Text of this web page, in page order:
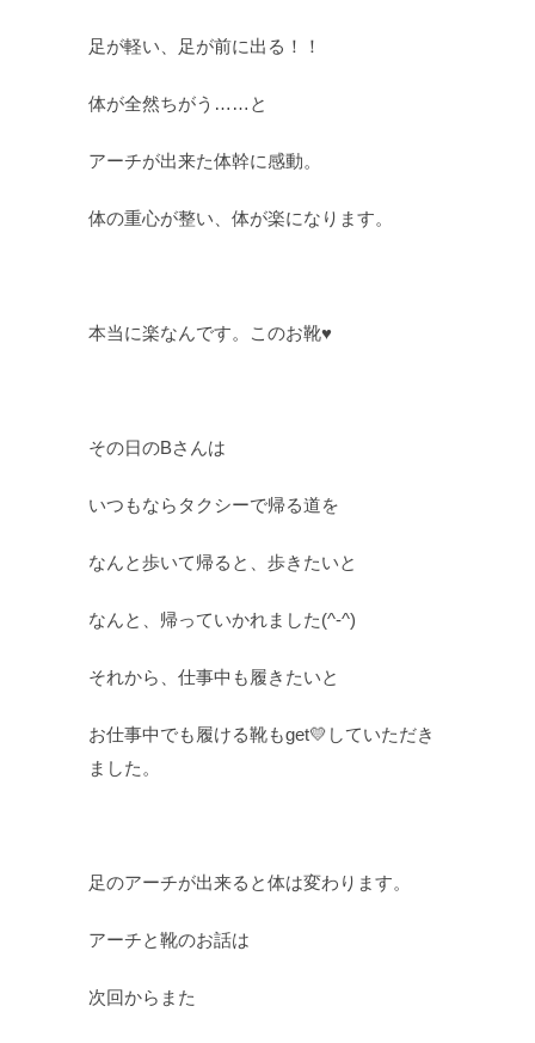
足が軽い、足が前に出る！！
体が全然ちがう……と
アーチが出来た体幹に感動。
体の重心が整い、体が楽になります。
本当に楽なんです。このお靴♥️
その日のBさんは
いつもならタクシーで帰る道を
なんと歩いて帰ると、歩きたいと
なんと、帰っていかれました(^-^)
それから、仕事中も履きたいと
お仕事中でも履ける靴もget💛していただき
ました。
足のアーチが出来ると体は変わります。
アーチと靴のお話は
次回からまた